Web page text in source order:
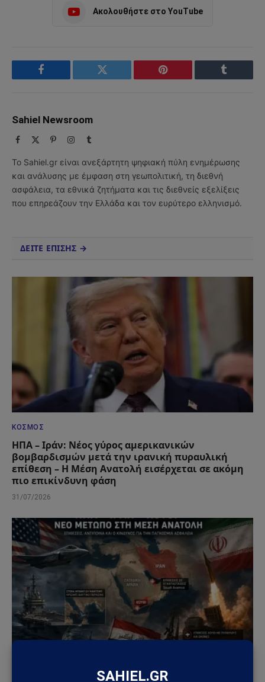
Ακολουθήστε στο YouTube
Facebook Twitter Pinterest Tumblr
Sahiel Newsroom
Facebook PinterestInstagram
Tumblr
Το Sahiel.gr είναι ανεξάρτητη ψηφιακή πύλη ενημέρωσης
και ανάλυσης με έμφαση στη γεωπολιτική, τη διεθνή
ασφάλεια, τα εθνικά ζητήματα και τις διεθνείς εξελίξεις
που επηρεάζουν την Ελλάδα και τον ευρύτερο ελληνισμό.
ΔΕΙΤΕ ΕΠΙΣΗΣ →
ΚΌΣΜΟΣ
ΗΠΑ – Ιράν: Νέος γύρος αμερικανικών
βομβαρδισμών μετά την ιρανική πυραυλική
επίθεση – Η Μέση Ανατολή εισέρχεται σε ακόμη
πιο επικίνδυνη φάση
31/07/2026